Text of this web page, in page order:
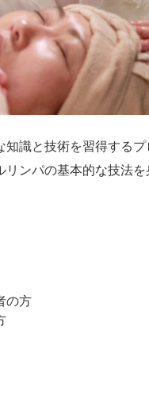
識と技術を習得する
ンパの基本的な技法を
の方